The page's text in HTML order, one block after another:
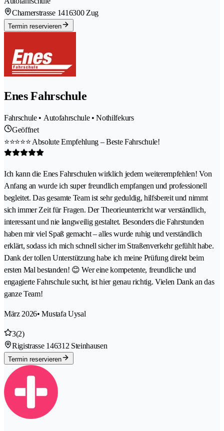
Chamerstrasse 1416300 Zug
Termin reservieren
Enes Fahrschule
Fahrschule • Autofahrschule • Nothilfekurs
Geöffnet
⭐⭐⭐⭐⭐ Absolute Empfehlung – Beste Fahrschule!
Ich kann die Enes Fahrschulen wirklich jedem weiterempfehlen! Von
Anfang an wurde ich super freundlich empfangen und professionell
begleitet. Das gesamte Team ist sehr geduldig, hilfsbereit und nimmt
sich immer Zeit für Fragen. Der Theorieunterricht war verständlich,
interessant und nie langweilig gestaltet. Besonders die Fahrstunden
haben mir viel Spaß gemacht – alles wurde ruhig und verständlich
erklärt, sodass ich mich schnell sicher im Straßenverkehr gefühlt habe.
Dank der tollen Unterstützung habe ich meine Prüfung direkt beim
ersten Mal bestanden! 😊 Wer eine kompetente, freundliche und
engagierte Fahrschule sucht, ist hier genau richtig. Vielen Dank an das
ganze Team!
März 2026• Mustafa Uysal
3(2)
Rigistrasse 146312 Steinhausen
Termin reservieren